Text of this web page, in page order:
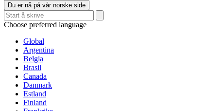
Du er nå på vår norske side
Choose preferred language
Global
Argentina
Belgia
Brasil
Canada
Danmark
Estland
Finland